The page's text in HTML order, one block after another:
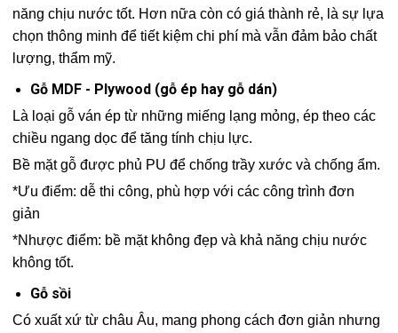
năng chịu nước tốt. Hơn nữa còn có giá thành rẻ, là sự lựa
chọn thông minh để tiết kiệm chi phí mà vẫn đảm bảo chất
lượng, thẩm mỹ.
Gỗ MDF - Plywood (gỗ ép hay gỗ dán)
Là loại gỗ ván ép từ những miếng lạng mỏng, ép theo các
chiều ngang dọc để tăng tính chịu lực.
Bề mặt gỗ được phủ PU để chống trầy xước và chống ẩm.
*Ưu điểm: dễ thi công, phù hợp với các công trình đơn
giản
*Nhược điểm: bề mặt không đẹp và khả năng chịu nước
không tốt.
Gỗ sồi
Có xuất xứ từ châu Âu, mang phong cách đơn giản nhưng